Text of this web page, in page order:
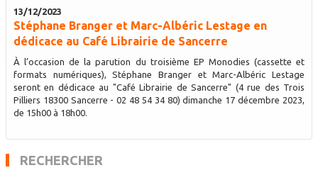
13/12/2023
Stéphane Branger et Marc-Albéric Lestage en
dédicace au Café Librairie de Sancerre
À l’occasion de la parution du troisième EP Monodies (cassette et
formats numériques), Stéphane Branger et Marc-Albéric Lestage
seront en dédicace au "Café Librairie de Sancerre" (4 rue des Trois
Pilliers 18300 Sancerre - 02 48 54 34 80) dimanche 17 décembre 2023,
de 15h00 à 18h00.
RECHERCHER